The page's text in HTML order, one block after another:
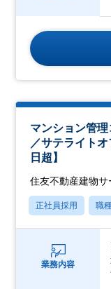
マンション管
／サテライト
日超】
住友不動産建物
正社員採用 職
業務内容